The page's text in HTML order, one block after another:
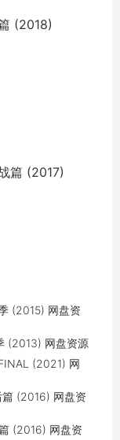
(2018)
篇 (2017)
(2015) 网盘资
(2013) 网盘资源
(2021) 网
(2016) 网盘资
(2016) 网盘资